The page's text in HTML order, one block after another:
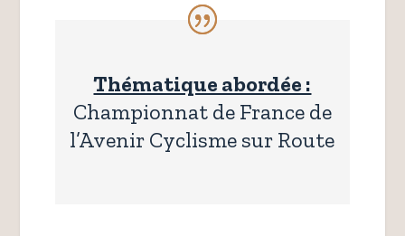
Thématique abordée :
Championnat de France de
l’Avenir Cyclisme sur Route